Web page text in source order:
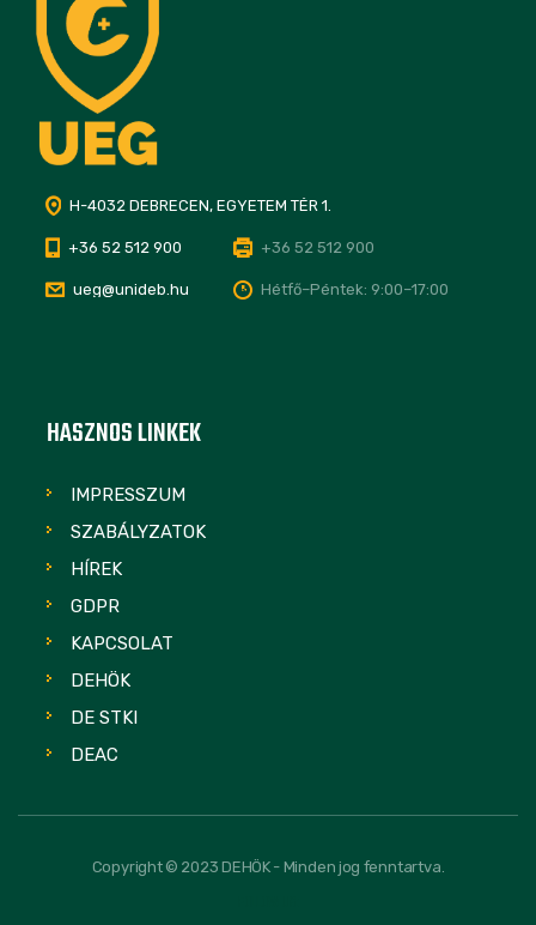
H-4032 DEBRECEN, EGYETEM TÉR 1.
+36 52 512 900 +36 52 512 900
ueg@unideb.hu Hétfő–Péntek: 9:00–17:00
HASZNOS LINKEK
IMPRESSZUM
SZABÁLYZATOK
HÍREK
GDPR
KAPCSOLAT
DEHÖK
DE STKI
DEAC
Copyright © 2023 DEHÖK - Minden jog fenntartva.